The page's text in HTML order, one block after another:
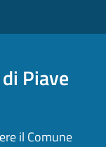
Piave
il Comune